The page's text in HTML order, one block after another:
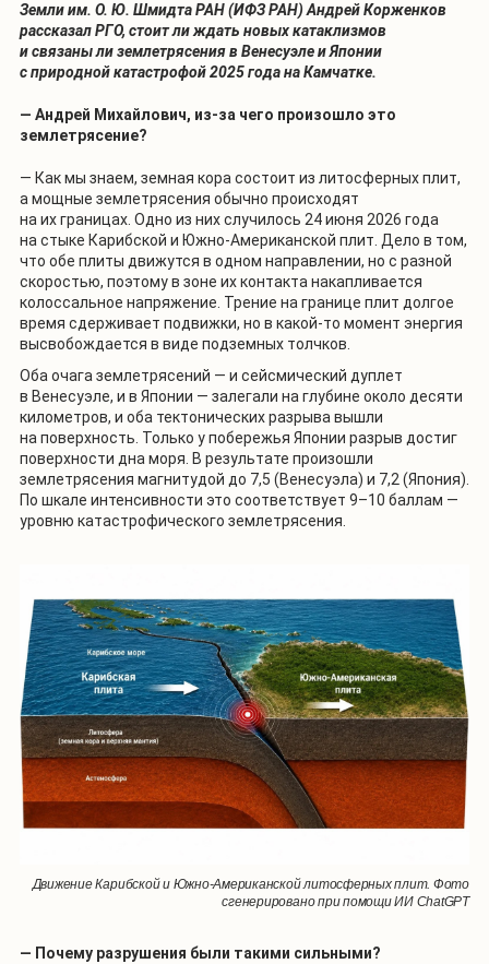
Земли им. О. Ю. Шмидта РАН (ИФЗ РАН)Андрей Корженков
рассказал РГО, стоит ли ждать новых катаклизмов
и связаны ли землетрясения в Венесуэле и Японии
с природной катастрофой 2025 года на Камчатке.
— Андрей Михайлович, из-за чего произошло это
землетрясение?
— Как мы знаем, земная кора состоит из литосферных плит,
а мощные землетрясения обычно происходят
на их границах. Одно из них случилось 24 июня 2026 года
на стыке Карибской и Южно-Американской плит. Дело в том,
что обе плиты движутся в одном направлении, но с разной
скоростью, поэтому в зоне их контакта накапливается
колоссальное напряжение. Трение на границе плит долгое
время сдерживает подвижки, но в какой-то момент энергия
высвобождается в виде подземных толчков.
Оба очага землетрясений — и сейсмический дуплет
в Венесуэле, и в Японии — залегали на глубине около десяти
километров, и оба тектонических разрыва вышли
на поверхность. Только у побережья Японии разрыв достиг
поверхности дна моря. В результате произошли
землетрясения магнитудой до 7,5 (Венесуэла) и 7,2 (Япония).
По шкале интенсивности это соответствует 9–10 баллам —
уровню катастрофического землетрясения.
Движение Карибской и Южно-Американской литосферных плит. Фото
сгенерировано при помощи ИИ ChatGPT
— Почему разрушения были такими сильными?